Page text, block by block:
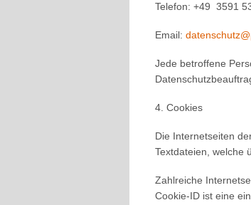
Telefon: +49 3591
Email:
Jede betroffene
4. Cookies
Die Internetseiten
Textdateien, welche
Zahlreiche
Cookie-ID ist eine